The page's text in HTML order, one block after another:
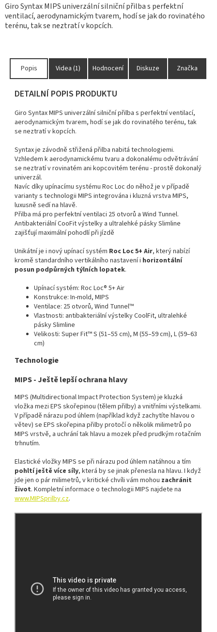
Giro Syntax MIPS univerzální silniční přilba s perfektní
ventilací, aerodynamickým tvarem, hodí se jak do rovinatého
terénu, tak se neztratí v kopcích.
Popis Videa (1) Hodnocení Diskuze Značka
DETAILNÍ POPIS PRODUKTU
Giro Syntax MIPS univerzální silniční přilba s perfektní ventilací,
aerodynamickým tvarem, hodí se jak do rovinatého terénu, tak
se neztratí v kopcích.
Syntax je závodně střižená přilba nabitá technologiemi.
Vzhledem k aerodynamickému tvaru a dokonalému odvětrávání
se neztratí v rovinatém ani kopcovitém terénu - prostě dokonalý
univerzál.
Navíc díky upínacímu systému Roc Loc do něhož je v případě
varianty s technologii MIPS integrována i kluzná vrstva MIPS,
luxusně sedí na hlavě.
Přilba má pro perfektní ventilaci 25 otvorů a Wind Tunnel.
Antibakteriální CooFit výstelky a ultralehké pásky Slimline
zajišťují maximální pohodlí při jízdě
Unikátní je i nový upínací systém Roc Loc 5+ Air, který nabízí
kromě standardního vertikálního nastavení i horizontální
posun podpůrných týlních lopatek.
Upínací systém: Roc Loc® 5+ Air
Konstrukce: In-mold, MIPS
Ventilace: 25 otvorů, Wind Tunnel™
Vlastnosti: antibakteriální výstelky CoolFit, ultralehké
pásky Slimline
Velikosti: Super Fit™ S (51–55 cm), M (55–59 cm), L (59–63
cm)
Technologie
MIPS - Ještě lepší ochrana hlavy
MIPS (Multidirectional Impact Protection System) je kluzká
vložka mezi EPS skořepinou (tělem přilby) a vnitřními výstelkami.
V případě nárazu pod úhlem (například když zachytíte hlavou o
větev) se EPS skořepina přilby protočí o několik milimetrů po
MIPS vrstvě, a uchrání tak hlavu a mozek před prudkým rotačním
trhnutím.
Elastické vložky MIPS se při nárazu pod úhlem natáhnou a tím
pohltí ještě více síly, která by se jinak přenesla na hlavu. I když
jde jen o pár milimetrů, v kritické chvíli vám mohou zachránit
život. Kompletní informace o technologii MIPS najdete na
www.MIPSprilby.cz.